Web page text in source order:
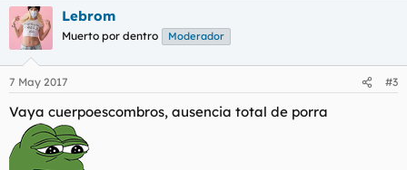
Lebrom
Muerto por dentro Moderador
7 May 2017 #3
Vaya cuerpoescombros, ausencia total de porra